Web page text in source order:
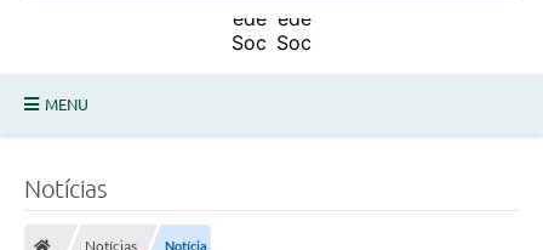
MENU
Notícias
Notícias Notícia